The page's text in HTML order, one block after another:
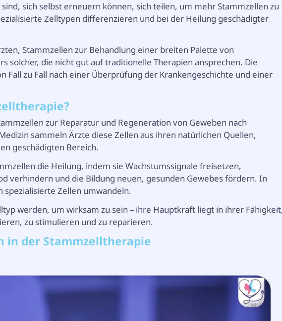
sich selbst erneuern können, sich teilen, um mehr Stammzellen zu
Zelltypen differenzieren und bei der Heilung geschädigter
Stammzellen zur Behandlung einer breiten Palette von
solcher, die nicht gut auf traditionelle Therapien ansprechen. Die
Fall zu Fall nach einer Überprüfung der Krankengeschichte und einer
zur Reparatur und Regeneration von Geweben nach
sammeln Ärzte diese Zellen aus ihren natürlichen Quellen,
geschädigten Bereich.
die Heilung, indem sie Wachstumssignale freisetzen,
verhindern und die Bildung neuen, gesunden Gewebes fördern. In
spezialisierte Zellen umwandeln.
werden, um wirksam zu sein – ihre Hauptkraft liegt in ihrer
zu stimulieren und zu reparieren.
in der Stammzelltherapie